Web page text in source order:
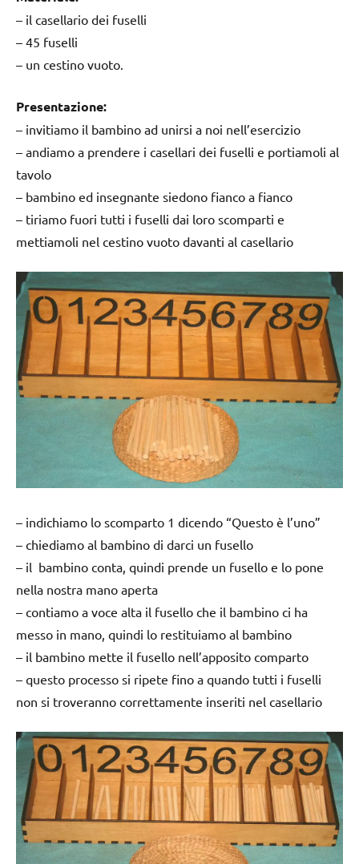
– il casellario dei fuselli
– 45 fuselli
– un cestino vuoto.
Presentazione:
– invitiamo il bambino ad unirsi a noi nell’esercizio
– andiamo a prendere i casellari dei fuselli e portiamoli al
tavolo
– bambino ed insegnante siedono fianco a fianco
– tiriamo fuori tutti i fuselli dai loro scomparti e
mettiamoli nel cestino vuoto davanti al casellario
– indichiamo lo scomparto 1 dicendo “Questo è l’uno”
– chiediamo al bambino di darci un fusello
– il bambino conta, quindi prende un fusello e lo pone
nella nostra mano aperta
– contiamo a voce alta il fusello che il bambino ci ha
messo in mano, quindi lo restituiamo al bambino
– il bambino mette il fusello nell’apposito comparto
– questo processo si ripete fino a quando tutti i fuselli
non si troveranno correttamente inseriti nel casellario